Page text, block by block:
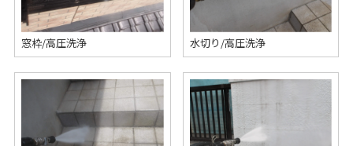
窓枠/高圧洗浄 水切り/高圧洗浄